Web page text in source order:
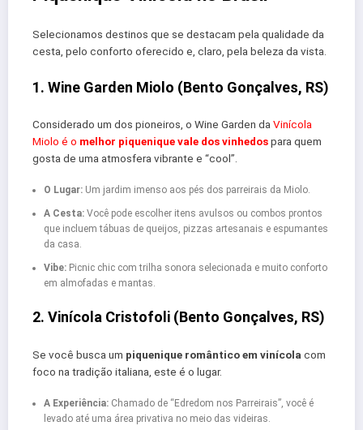
Selecionamos destinos que se destacam pela qualidade da
cesta, pelo conforto oferecido e, claro, pela beleza da vista.
1. Wine Garden Miolo (Bento Gonçalves, RS)
Considerado um dos pioneiros, o Wine Garden da Vinícola
Miolo é o melhor piquenique vale dos vinhedospara quem
gosta de uma atmosfera vibrante e “cool”.
O Lugar:Um jardim imenso aos pés dos parreirais da Miolo.
A Cesta:Você pode escolher itens avulsos ou combos prontos
que incluem tábuas de queijos, pizzas artesanais e espumantes
da casa.
Vibe:Picnic chic com trilha sonora selecionada e muito conforto
em almofadas e mantas.
2. Vinícola Cristofoli (Bento Gonçalves, RS)
Se você busca um piquenique romântico em vinícola com
foco na tradição italiana, este é o lugar.
A Experiência:Chamado de “Edredom nos Parreirais”, você é
levado até uma área privativa no meio das videiras.